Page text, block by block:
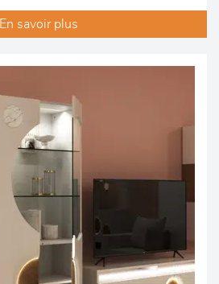
En savoir plus